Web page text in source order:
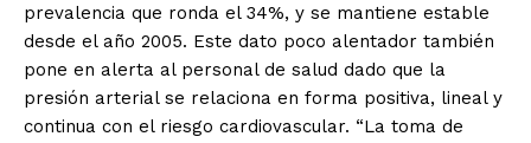
prevalencia que ronda el 34%, y se mantiene estable
desde el año 2005. Este dato poco alentador también
pone en alerta al personal de salud dado que la
presión arterial se relaciona en forma positiva, lineal y
continua con el riesgo cardiovascular. “La toma de